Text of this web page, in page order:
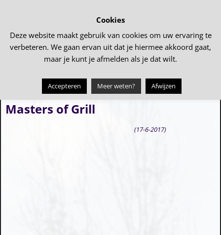
Bericht navigatie
Boerderijenboek Tollebeek
Masters of Grill
(17-6-2017)
Cookies
Deze website maakt gebruik van cookies om uw ervaring te
verbeteren. We gaan ervan uit dat je hiermee akkoord gaat,
maar je kunt je afmelden als je dat wilt.
Accepteren Meer weten? Afwijzen